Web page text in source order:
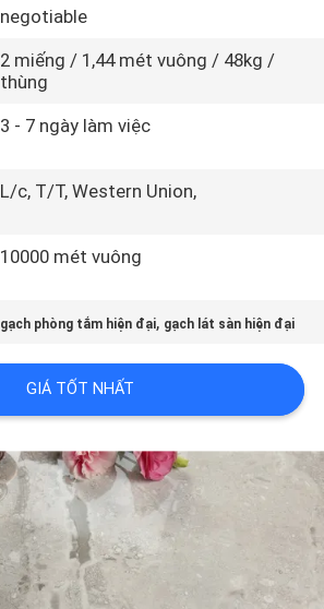
negotiable
2 miếng / 1,44 mét vuông / 48kg /
thùng
3 - 7 ngày làm việc
L/c, T/T, Western Union,
10000 mét vuông
gạch phòng tắm hiện đại, gạch lát sàn hiện đại
GIÁ TỐT NHẤT